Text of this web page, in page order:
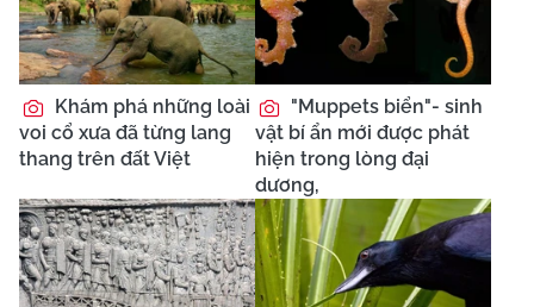
Khám phá những loài
voi cổ xưa đã từng lang
thang trên đất Việt
"Muppets biển"- sinh
vật bí ẩn mới được phát
hiện trong lòng đại
dương,